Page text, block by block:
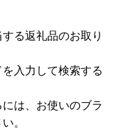
る返礼品のお取り
入力して検索する
は、お使いのブラ
。